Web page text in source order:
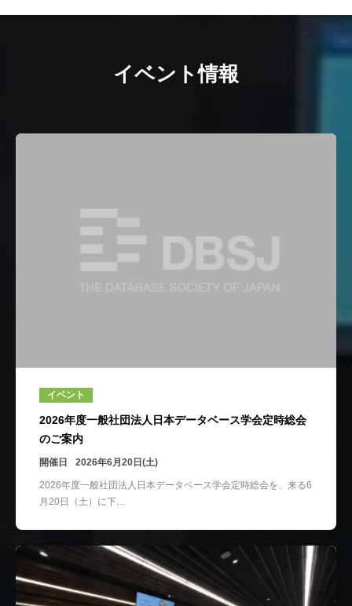
イベント情報
イベント
2026年度一般社団法人日本データベース学会定時総会
のご案内
開催日 2026年6月20日(土)
2026年度一般社団法人日本データベース学会定時総会を、来る6
月20日（土）に下…